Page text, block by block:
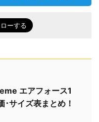
エアフォース1
･サイズ表まとめ！